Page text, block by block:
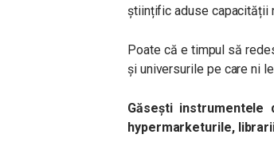
științific aduse capacității
Poate că e timpul să
și universurile pe care ni
Găsești
hypermarketurile,